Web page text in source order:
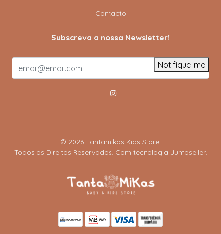
Contacto
Subscreva a nossa Newsletter!
Notifique-me
© 2026 Tantamikas Kids Store.
Todos os Direitos Reservados. Com tecnologia Jumpseller.